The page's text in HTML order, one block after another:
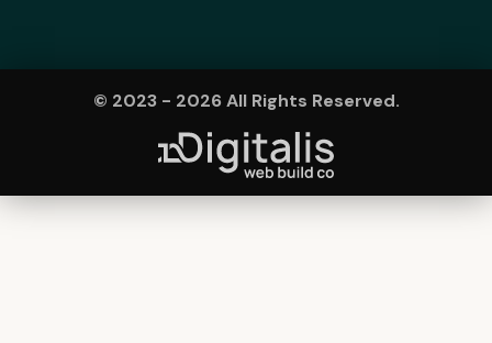
© 2023 - 2026 All Rights Reserved.